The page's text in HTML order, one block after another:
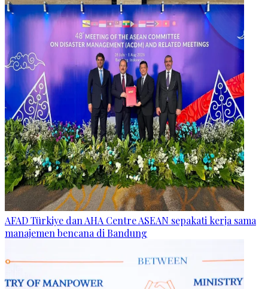
AFAD Türkiye dan AHA Centre ASEAN sepakati kerja sama
manajemen bencana di Bandung